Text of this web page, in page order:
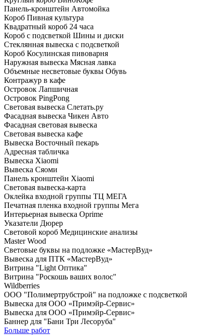
Панель-кронштейн Автомойка
Короб Пивная культура
Квадратный короб 24 часа
Короб с подсветкой Шины и диски
Стеклянная вывеска с подсветкой
Короб Косулинская пивоварня
Наружная вывеска Мясная лавка
Объемные несветовые буквы Обувь
Контражур в кафе
Островок Лапшичная
Островок PingPong
Световая вывеска Слетать.ру
Фасадная вывеска Чикен Авто
Фасадная световая вывеска
Световая вывеска кафе
Вывеска Восточный пекарь
Адресная табличка
Вывеска Xiaomi
Вывеска Сяоми
Панель кронштейн Xiaomi
Световая вывеска-карта
Оклейка входной группы ТЦ МЕГА
Печатная пленка входной группы Мега
Интерьерная вывеска Oprime
Указатели Дюрер
Световой короб Медицинские анализы
Master Wood
Световые буквы на подложке «МастерВуд»
Вывеска для ПТК «МастерВуд»
Витрина "Light Оптика"
Витрина "Роскошь ваших волос"
Wildberries
ООО "Полимертрубстрой" на подложке с подсветкой
Вывеска для ООО «Примэйр-Сервис»
Вывеска для ООО «Примэйр-Сервис»
Баннер для "Бани Три Лесоруба"
Больше работ